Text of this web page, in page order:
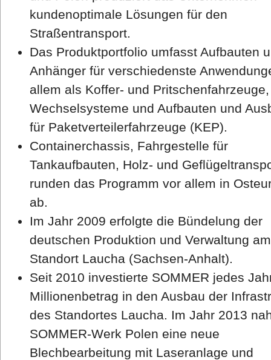
kundenoptimale Lösungen für den
Straßentransport.
Das Produktportfolio umfasst Aufbauten
Anhänger für verschiedenste
allem als Koffer- und
Wechselsysteme und Aufbauten und
für Paketverteilerfahrzeuge (KEP).
Containerchassis, Fahrgestelle für
Tankaufbauten, Holz- und
runden das Programm vor allem in
ab.
Im Jahr 2009 erfolgte die Bündelung der
deutschen Produktion und Verwaltung am
Standort Laucha (Sachsen-Anhalt).
Seit 2010 investierte SOMMER jedes
Millionenbetrag in den Ausbau der
des Standortes Laucha. Im Jahr 2013
SOMMER-Werk Polen eine neue
Blechbearbeitung mit Laseranlage und